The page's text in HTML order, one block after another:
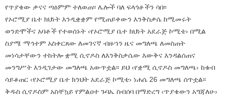
የጥያቄው ቃናና ጣዕምም ተለወጠ፡፡ ሌሎች ባለ ፍላጎቶችን ሳበ፡፡
የኦሮሚያ ቤተ ክህነት እንዲቋቋም የሚጠይቀውን እንቅስቃሴ ከሚመሩት
ወንድሞችና አባቶች የተወሰኑት ‹የኦሮሚያ ቤተ ክህነት አደራጅ ኮሚቴ› በሚል
ስያሜ ማኅተም አስቀርጸው ለመገናኛ ብዙኀን ዜና መግለጫ ለመስጠት
መነሳታቸውን ተከትሎ ቋሚ ሲኖዶስ ለእንቅስቃሴው እውቅና እንዳልሰጠና
መንግሥት እንዲገታው መግለጫ አውጥቷል፡፡ ይህ ‹የቋሚ ሲኖዶስ መግለጫ› ከቁብ
ሳይቆጠር ‹የኦሮሚያ ቤተ ክንህት አደራጅ ኮሚቴ› ነሐሴ 26 መግለጫ ሰጥቷል፡፡
ቅዱስ ሲኖዶስም አስቸኳይ የምልዐተ ጉባኤ ስብሰባ በማድረግ ‹ጥያቄውን አግጃለሁ›